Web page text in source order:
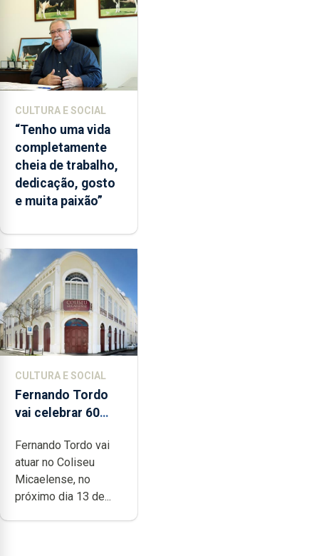
CULTURA E SOCIAL
“Tenho uma vida
completamente
cheia de trabalho,
dedicação, gosto
e muita paixão”
CULTURA E SOCIAL
Fernando Tordo
vai celebrar 60
no Coliseu
Micaelense
Fernando Tordo vai
atuar no Coliseu
Micaelense, no
próximo dia 13 de...